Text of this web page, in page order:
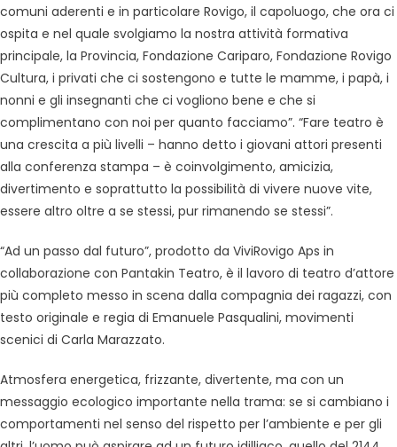
comuni aderenti e in particolare Rovigo, il capoluogo, che ora ci
ospita e nel quale svolgiamo la nostra attività formativa
principale, la Provincia, Fondazione Cariparo, Fondazione Rovigo
Cultura, i privati che ci sostengono e tutte le mamme, i papà, i
nonni e gli insegnanti che ci vogliono bene e che si
complimentano con noi per quanto facciamo”. “Fare teatro è
una crescita a più livelli – hanno detto i giovani attori presenti
alla conferenza stampa – è coinvolgimento, amicizia,
divertimento e soprattutto la possibilità di vivere nuove vite,
essere altro oltre a se stessi, pur rimanendo se stessi”.
“Ad un passo dal futuro”, prodotto da ViviRovigo Aps in
collaborazione con Pantakin Teatro, è il lavoro di teatro d’attore
più completo messo in scena dalla compagnia dei ragazzi, con
testo originale e regia di Emanuele Pasqualini, movimenti
scenici di Carla Marazzato.
Atmosfera energetica, frizzante, divertente, ma con un
messaggio ecologico importante nella trama: se si cambiano i
comportamenti nel senso del rispetto per l’ambiente e per gli